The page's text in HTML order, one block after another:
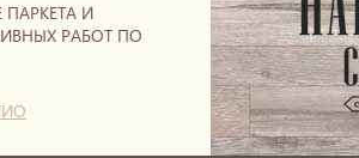
ПАРКЕТА И
РАБОТ ПО